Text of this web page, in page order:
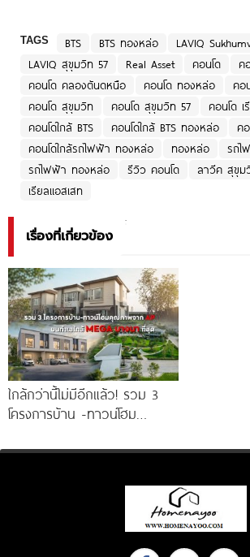
TAGS BTS BTS ทองหล่อ
LAVIQ
LAVIQ สุขุมวิท 57
Real Asset คอนโด
ค
คอนโด คลองตันดหนือ
คอนโด ทองหล่อ
คอ
คอนโด สุขุมวิท
คอนโด สุขุมวิท 57
คอนโด เ
คอนโดใกล้ BTS
คอนโดใกล้ BTS ทองหล่อ
ค
คอนโดใกล้รถไฟฟ้า ทองหล่อ
ทองหล่อ
รถไ
รถไฟฟ้า ทองหล่อ
รีวิว คอนโด
ลาวีค สุขุม
เรียลแอสเสท
เรื่องที่เกี่ยวข้อง
ใกล้กว่านี้ไม่มีอีกแล้ว! รวม 3
โครงการบ้าน -ทาวน์โฮม
MEGA บางนา เพียง